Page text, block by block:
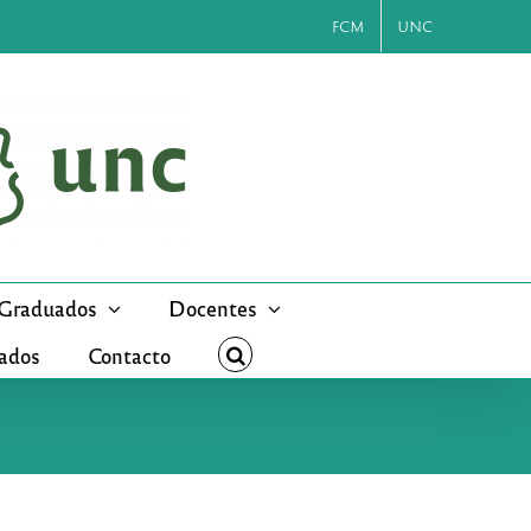
FCM UNC
Docentes
Contacto